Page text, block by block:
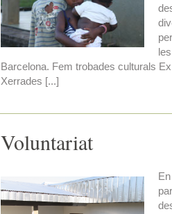
Barcelona. Fem trobades culturals
Xerrades [...]
Voluntariat